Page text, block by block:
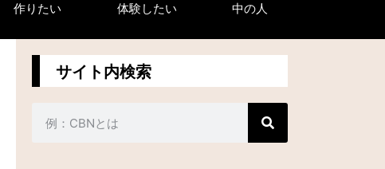
作りたい 体験したい 中の人
サイト内検索